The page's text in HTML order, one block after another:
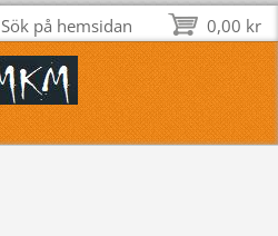
0,00 kr
Sök på hemsidan